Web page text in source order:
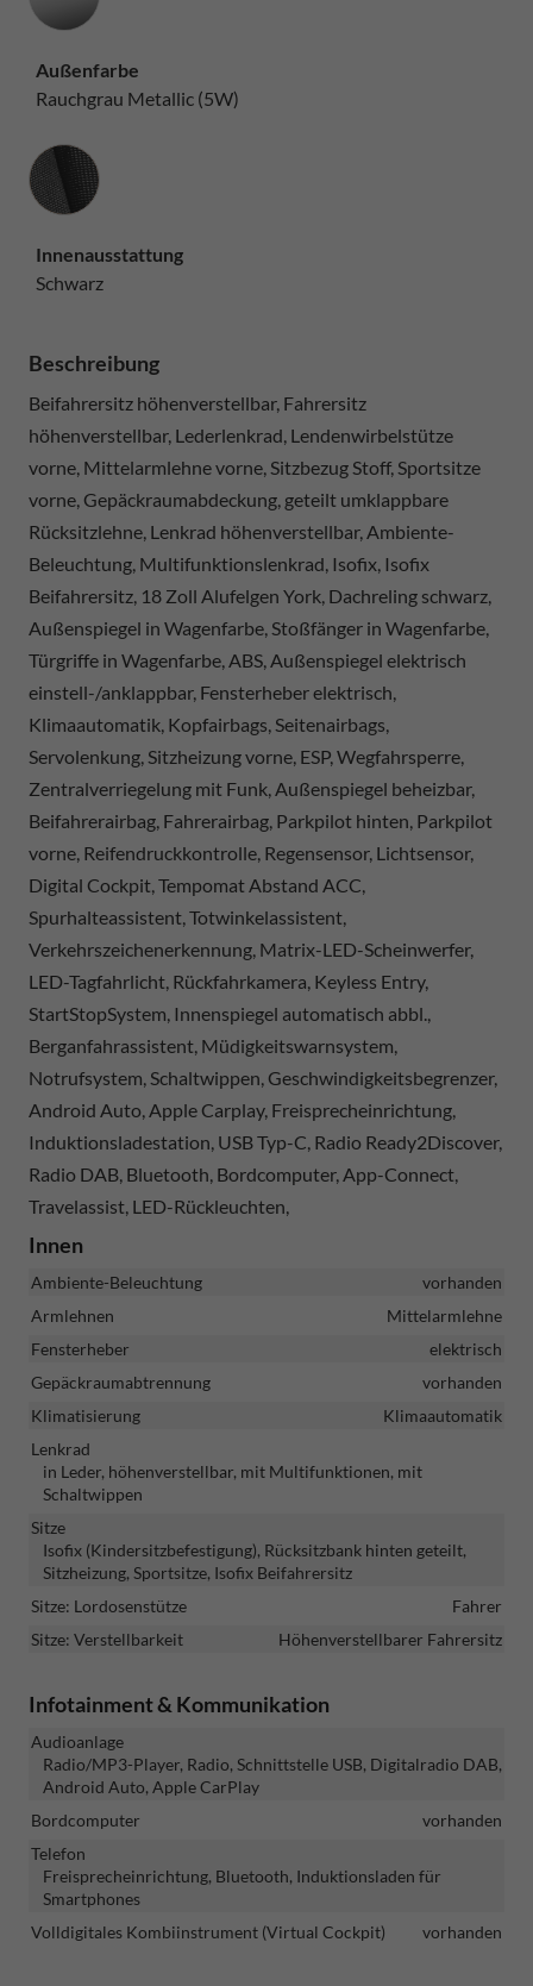
Außenfarbe
Rauchgrau Metallic (5W)
Innenausstattung
Innenausstattung
Schwarz
Beschreibung
Beifahrersitz höhenverstellbar, Fahrersitz
höhenverstellbar, Lederlenkrad, Lendenwirbelstütze
vorne, Mittelarmlehne vorne, Sitzbezug Stoff, Sportsitze
vorne, Gepäckraumabdeckung, geteilt umklappbare
Rücksitzlehne, Lenkrad höhenverstellbar, Ambiente-
Beleuchtung, Multifunktionslenkrad, Isofix, Isofix
Beifahrersitz, 18 Zoll Alufelgen York, Dachreling schwarz,
Außenspiegel in Wagenfarbe, Stoßfänger in Wagenfarbe,
Türgriffe in Wagenfarbe, ABS, Außenspiegel elektrisch
einstell-/anklappbar, Fensterheber elektrisch,
Klimaautomatik, Kopfairbags, Seitenairbags,
Servolenkung, Sitzheizung vorne, ESP, Wegfahrsperre,
Zentralverriegelung mit Funk, Außenspiegel beheizbar,
Beifahrerairbag, Fahrerairbag, Parkpilot hinten, Parkpilot
vorne, Reifendruckkontrolle, Regensensor, Lichtsensor,
Digital Cockpit, Tempomat Abstand ACC,
Spurhalteassistent, Totwinkelassistent,
Verkehrszeichenerkennung, Matrix-LED-Scheinwerfer,
LED-Tagfahrlicht, Rückfahrkamera, Keyless Entry,
StartStopSystem, Innenspiegel automatisch abbl.,
Berganfahrassistent, Müdigkeitswarnsystem,
Notrufsystem, Schaltwippen, Geschwindigkeitsbegrenzer,
Android Auto, Apple Carplay, Freisprecheinrichtung,
Induktionsladestation, USB Typ-C, Radio Ready2Discover,
Radio DAB, Bluetooth, Bordcomputer, App-Connect,
Travelassist, LED-Rückleuchten,
Innen
Ambiente-Beleuchtung
vorhanden
Armlehnen
Mittelarmlehne
Fensterheber
elektrisch
Gepäckraumabtrennung
vorhanden
Klimatisierung
Klimaautomatik
Lenkrad
in Leder, höhenverstellbar, mit Multifunktionen, mit
Schaltwippen
Sitze
Isofix (Kindersitzbefestigung), Rücksitzbank hinten geteilt,
Sitzheizung, Sportsitze, Isofix Beifahrersitz
Sitze: Lordosenstütze
Fahrer
Sitze: Verstellbarkeit
Höhenverstellbarer Fahrersitz
Infotainment & Kommunikation
Audioanlage
Radio/MP3-Player, Radio, Schnittstelle USB, Digitalradio DAB,
Android Auto, Apple CarPlay
Bordcomputer
vorhanden
Telefon
Freisprecheinrichtung, Bluetooth, Induktionsladen für
Smartphones
Volldigitales Kombiinstrument (Virtual Cockpit)
vorhanden